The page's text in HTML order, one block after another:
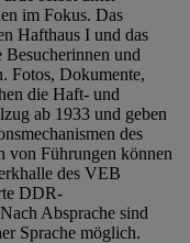
im Fokus. Das
Hafthaus I und das
und
Fotos, Dokumente,
die Haft- und
ab 1933 und geben
des
von Führungen können
des VEB
DDR-
Absprache sind
Sprache möglich.